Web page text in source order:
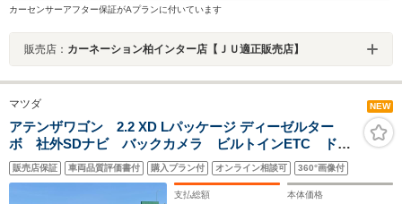
カーセンサーアフター保証がAプランに付いています
販売店： カーネーション柏インター店【ＪＵ適正販売店】
マツダ NEW
アテンザワゴン 2.2 XD Lパッケージ ディーゼルター
ボ 社外SDナビ バックカメラ ビルトインETC ドラ
イブレコーダー レーンキープアシスト クルーズコン
トロール パドルシフト オートライト レザーシー
ト D+N席パワーシート/シートヒーター
販売店保証 車両品質評価書付 購入プラン付 オンライン相談可 360°画像付
支払総額 本体価格